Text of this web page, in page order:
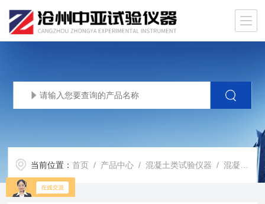
当前位置：首页 / 产品中心 /混凝土类试验仪器 /混凝土抗渗仪